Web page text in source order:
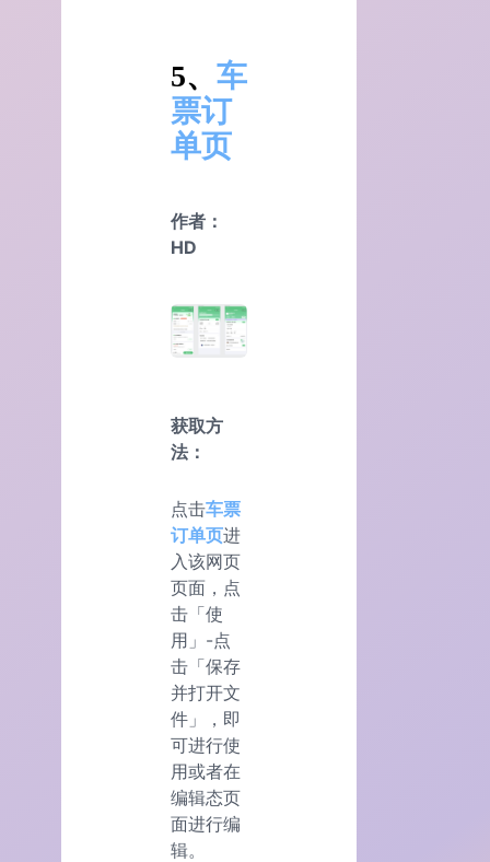
5、 车
票订
单页
作者：
HD
获取方
法：
点击车票
订单页进
入该网页
页面，点
击「使
用」-点
击「保存
并打开文
件」，即
可进行使
用或者在
编辑态页
面进行编
辑。